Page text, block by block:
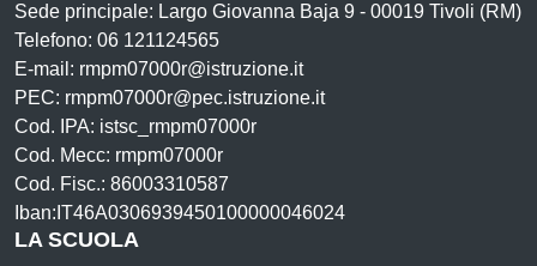
Sede principale: Largo Giovanna Baja 9 - 00019 Tivoli (RM)
Telefono: 06 121124565
E-mail: rmpm07000r@istruzione.it
PEC: rmpm07000r@pec.istruzione.it
Cod. IPA: istsc_rmpm07000r
Cod. Mecc: rmpm07000r
Cod. Fisc.: 86003310587
Iban:IT46A0306939450100000046024
LA SCUOLA